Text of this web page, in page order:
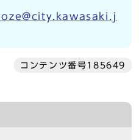
コンテンツ番号185649